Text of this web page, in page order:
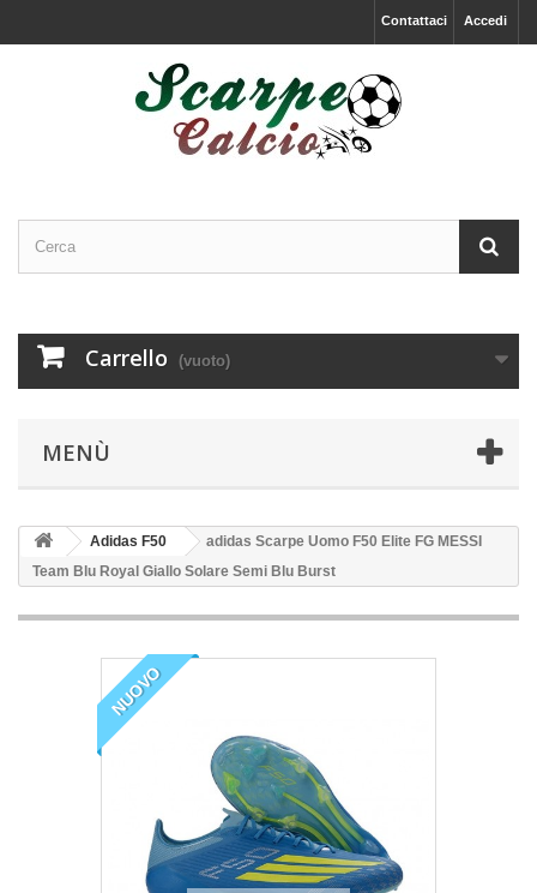
Accedi
Contattaci
Carrello (vuoto)
MENÙ
Adidas F50
adidas Scarpe Uomo F50 Elite FG MESSI
Team Blu Royal Giallo Solare Semi Blu Burst
NUOVO